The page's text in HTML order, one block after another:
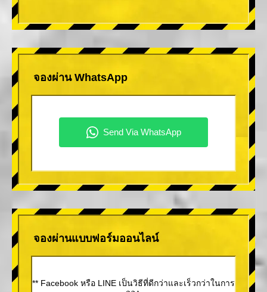
จองผ่าน WhatsApp
จองผ่านแบบฟอร์มออนไลน์
** Facebook หรือ LINE เป็นวิธีที่ดีกว่าและเร็วกว่าในการ